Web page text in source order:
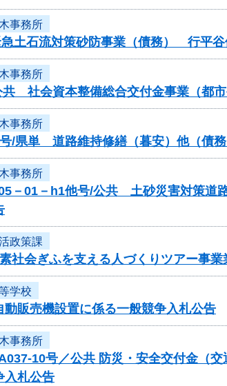
事務所
急土石流対策砂防事業（債務） 行平
事務所
共 社会資本整備総合交付金事業（都
事務所
号/県単 道路維持修繕（暮安）他（債
事務所
－01－h1他号/公共 土砂災害対策道
政策課
社会ぎふを支える人づくりツアー事
学校
販売機設置に係る一般競争入札公告
事務所
10号／公共 防災・安全交付金（
入札公告